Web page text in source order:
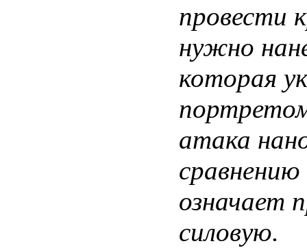
провести
нужно
которая
атака
означает
силовую.